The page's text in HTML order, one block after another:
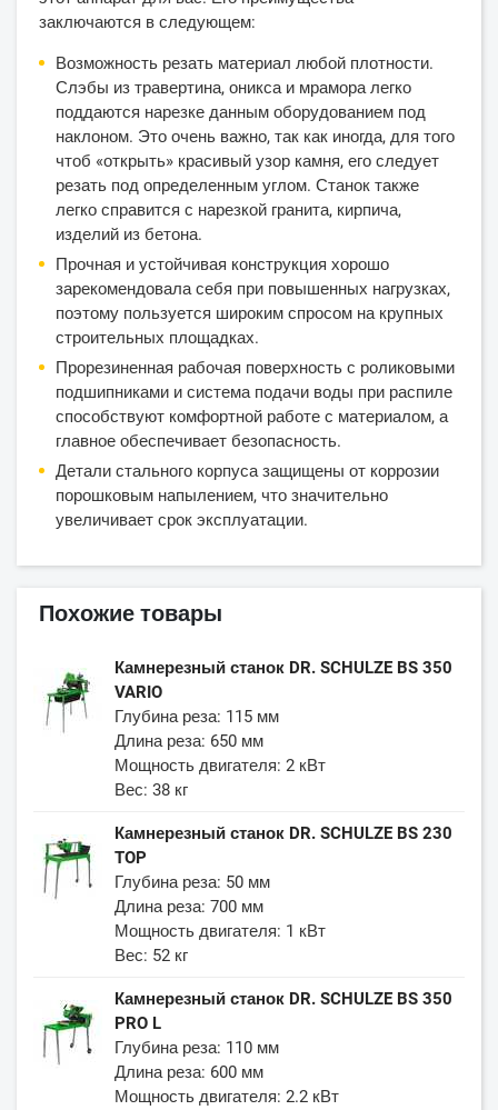
заключаются в следующем:
Возможность резать материал любой плотности.
Слэбы из травертина, оникса и мрамора легко
поддаются нарезке данным оборудованием под
наклоном. Это очень важно, так как иногда, для того
чтоб «открыть» красивый узор камня, его следует
резать под определенным углом. Станок также
легко справится с нарезкой гранита, кирпича,
изделий из бетона.
Прочная и устойчивая конструкция хорошо
зарекомендовала себя при повышенных нагрузках,
поэтому пользуется широким спросом на крупных
строительных площадках.
Прорезиненная рабочая поверхность с роликовыми
подшипниками и система подачи воды при распиле
способствуют комфортной работе с материалом, а
главное обеспечивает безопасность.
Детали стального корпуса защищены от коррозии
порошковым напылением, что значительно
увеличивает срок эксплуатации.
Похожие товары
Камнерезный станок DR. SCHULZE BS 350
VARIO
Глубина реза: 115 мм
Длина реза: 650 мм
Мощность двигателя: 2 кВт
Вес: 38 кг
Камнерезный станок DR. SCHULZE BS 230
TOP
Глубина реза: 50 мм
Длина реза: 700 мм
Мощность двигателя: 1 кВт
Вес: 52 кг
Камнерезный станок DR. SCHULZE BS 350
PRO L
Глубина реза: 110 мм
Длина реза: 600 мм
Мощность двигателя: 2.2 кВт